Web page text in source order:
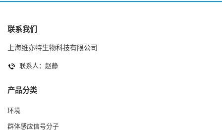
联系我们
上海维亦特生物科技有限公司
联系人：赵静
产品分类
环境
群体感应信号分子